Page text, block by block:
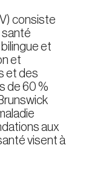
consiste
santé
et
et
et des
de 60 %
aux
visent à